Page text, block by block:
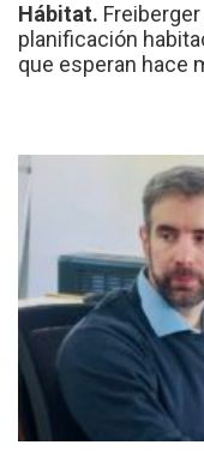
Hábitat.
planificación
que esperan hace